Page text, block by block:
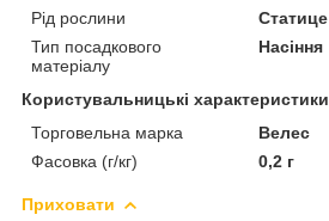
Рід рослини
Статице
Тип посадкового
матеріалу
Насіння
Користувальницькі характеристики
Торговельна марка
Велес
Фасовка (г/кг)
0,2 г
Приховати